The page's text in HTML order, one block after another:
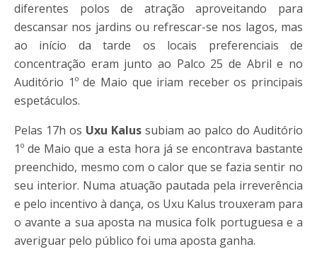
diferentes polos de atração aproveitando para
descansar nos jardins ou refrescar-se nos lagos, mas
ao início da tarde os locais preferenciais de
concentração eram junto ao Palco 25 de Abril e no
Auditório 1º de Maio que iriam receber os principais
espetáculos.
Pelas 17h os Uxu Kalus subiam ao palco do Auditório
1º de Maio que a esta hora já se encontrava bastante
preenchido, mesmo com o calor que se fazia sentir no
seu interior. Numa atuação pautada pela irreverência
e pelo incentivo à dança, os Uxu Kalus trouxeram para
o avante a sua aposta na musica folk portuguesa e a
averiguar pelo público foi uma aposta ganha.